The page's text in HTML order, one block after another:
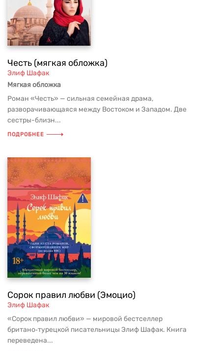
Честь (мягкая обложка)
Элиф Шафак
Мягкая обложка
Роман «Честь» — сильная семейная драма,
разворачивающаяся между Востоком и Западом. Две
сестры-близн...
ПОДРОБНЕЕ
Сорок правил любви (Эмоцио)
Элиф Шафак
«Сорок правил любви» — мировой бестселлер
британо‑турецкой писательницы Элиф Шафак. Книга
переведена...